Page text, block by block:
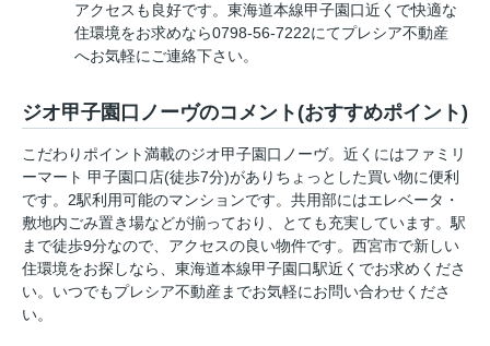
アクセスも良好です。東海道本線甲子園口近くで快適な
住環境をお求めなら0798-56-7222にてプレシア不動産
へお気軽にご連絡下さい。
ジオ甲子園口ノーヴのコメント(おすすめポイント)
こだわりポイント満載のジオ甲子園口ノーヴ。近くにはファミリ
ーマート 甲子園口店(徒歩7分)がありちょっとした買い物に便利
です。2駅利用可能のマンションです。共用部にはエレベータ・
敷地内ごみ置き場などが揃っており、とても充実しています。駅
まで徒歩9分なので、アクセスの良い物件です。西宮市で新しい
住環境をお探しなら、東海道本線甲子園口駅近くでお求めくださ
い。いつでもプレシア不動産までお気軽にお問い合わせくださ
い。